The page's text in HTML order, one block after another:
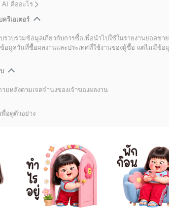
AI คืออะไร
รีเอเตอร์
บรวบรวมข้อมูลเกี่ยวกับการซื้อเพื่อนำไปใช้ในรายงานยอดขา
อมูลวันที่ซื้อผลงานและประเทศที่ใช้งานของผู้ซื้อ แต่ไม่มีข้
ยหลังตามเจตจำนงของเจ้าของผลงาน
พื่อดูตัวอย่าง